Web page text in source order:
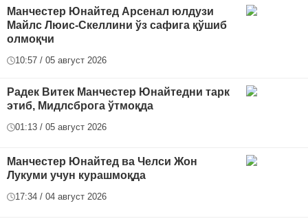
Манчестер Юнайтед Арсенал юлдузи
Майлс Люис-Скеллини ўз сафига қўшиб
олмоқчи
10:57 / 05 август 2026
Радек Витек Манчестер Юнайтедни тарк
этиб, Мидлсброга ўтмоқда
01:13 / 05 август 2026
Манчестер Юнайтед ва Челси Жон
Лукуми учун курашмоқда
17:34 / 04 август 2026